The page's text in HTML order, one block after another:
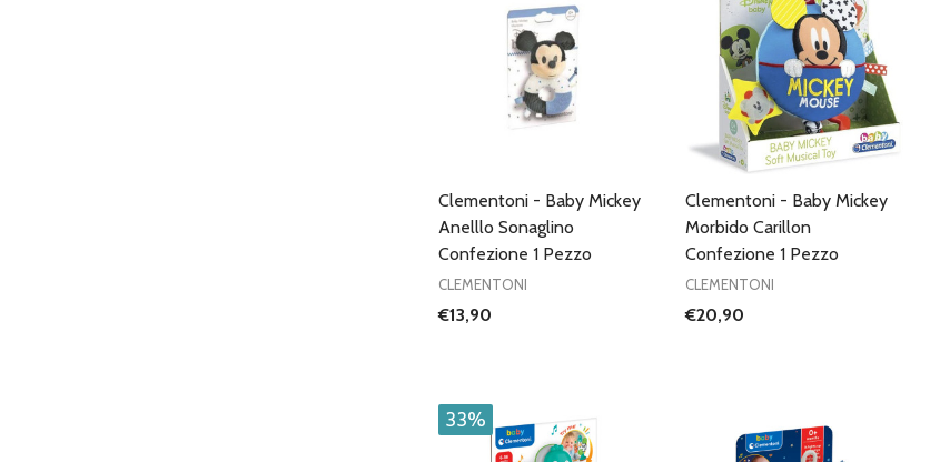
Clementoni - Baby Mickey
Anelllo Sonaglino
Confezione 1 Pezzo
CLEMENTONI
€13,90
Clementoni - Baby Mickey
Morbido Carillon
Confezione 1 Pezzo
CLEMENTONI
€20,90
33%